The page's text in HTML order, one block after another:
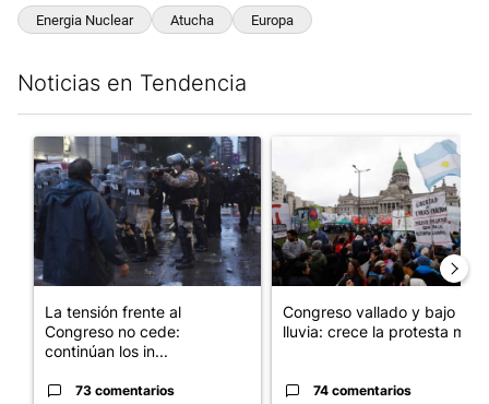
Energia Nuclear Atucha Europa
Noticias en Tendencia
Un artículo de tendencia con el título "La tensión frente al
La tensión frente al
Congreso no cede:
continúan los in...
73 comentarios
Un artículo de tendencia
Congreso vallado y bajo la
lluvia: crece la protesta mi...
74 comentarios